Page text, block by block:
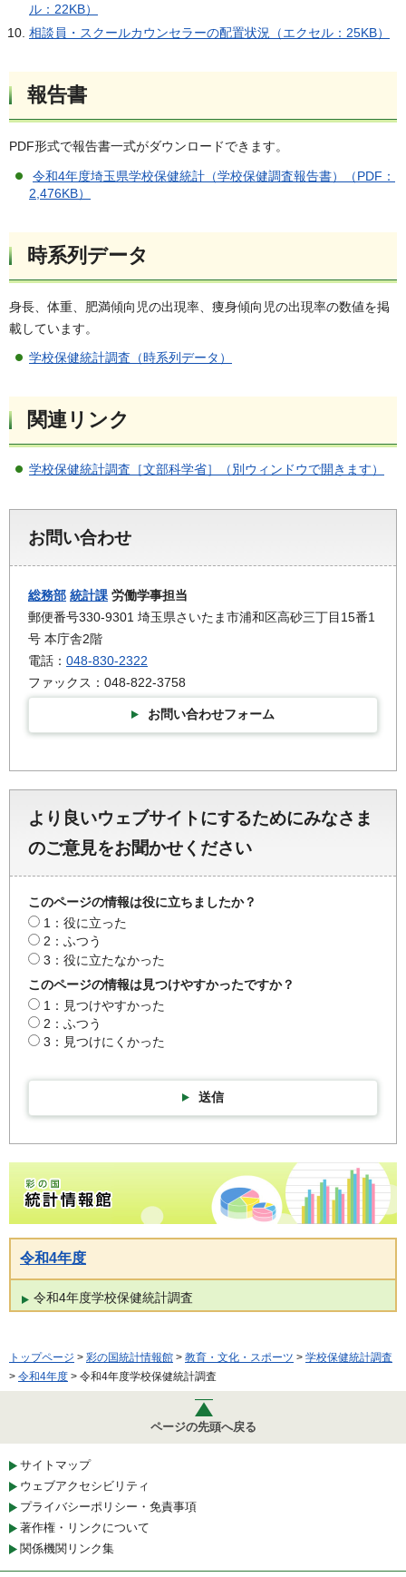
ル：22KB）
相談員・スクールカウンセラーの配置状況（エクセル：25KB）
報告書
PDF形式で報告書一式がダウンロードできます。
令和4年度埼玉県学校保健統計（学校保健調査報告書）（PDF：
2,476KB）
時系列データ
身長、体重、肥満傾向児の出現率、痩身傾向児の出現率の数値を掲
載しています。
学校保健統計調査（時系列データ）
関連リンク
学校保健統計調査［文部科学省］（別ウィンドウで開きます）
お問い合わせ
総務部 統計課 労働学事担当
郵便番号330-9301 埼玉県さいたま市浦和区高砂三丁目15番1
号 本庁舎2階
電話： 048-830-2322
ファックス：048-822-3758
お問い合わせフォーム
より良いウェブサイトにするためにみなさま
のご意見をお聞かせください
このページの情報は役に立ちましたか？
1：役に立った
2：ふつう
3：役に立たなかった
このページの情報は見つけやすかったですか？
1：見つけやすかった
2：ふつう
3：見つけにくかった
送信
彩の国統計情報館トップページ
令和4年度
令和4年度学校保健統計調査
トップページ > 彩の国統計情報館 > 教育・文化・スポーツ > 学校保健統計調査
> 令和4年度 > 令和4年度学校保健統計調査
ページの先頭へ戻る
サイトマップ
ウェブアクセシビリティ
プライバシーポリシー・免責事項
著作権・リンクについて
関係機関リンク集